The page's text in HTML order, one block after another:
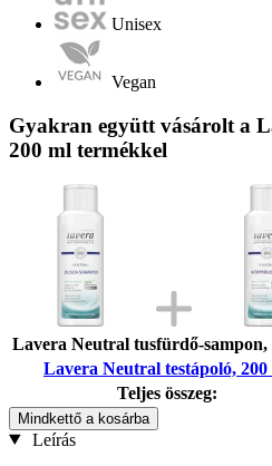
Unisex
Vegan
Gyakran együtt vásárolt a
200 ml termékkel
Lavera Neutral tusfürdő-sampon,
Lavera Neutral testápoló, 200
Teljes összeg:
Mindkettő a kosárba
Leírás